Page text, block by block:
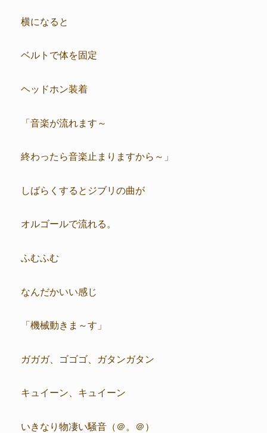
横になると
ベルトで体を固定
ヘッドホン装着
「音楽が流れます～
終わったら音楽止まりますから～」
しばらくするとジブリの曲が
オルゴールで流れる。
ふむふむ
なんだかいい感じ
「機械動きま～す」
ガガガ、ゴゴゴ、ガタンガタン
キュイーン、キュイーン
いきなり物凄い騒音（＠。＠）